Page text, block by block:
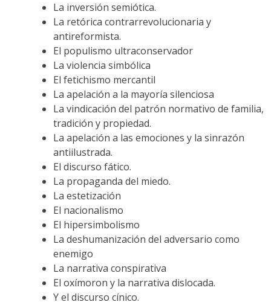
La inversión semiótica.
La retórica contrarrevolucionaria y
antireformista.
El populismo ultraconservador
La violencia simbólica
El fetichismo mercantil
La apelación a la mayoría silenciosa
La vindicación del patrón normativo de familia,
tradición y propiedad.
La apelación a las emociones y la sinrazón
antiilustrada.
El discurso fático.
La propaganda del miedo.
La estetización
El nacionalismo
El hipersimbolismo
La deshumanización del adversario como
enemigo
La narrativa conspirativa
El oxímoron y la narrativa dislocada.
Y el discurso cínico.